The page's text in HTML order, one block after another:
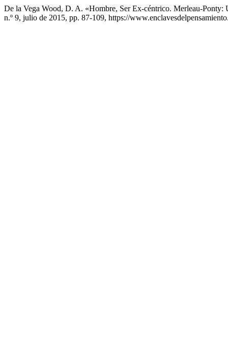
De la Vega Wood, D. A. «Hombre, Ser Ex-céntrico. Merleau-
n.º 9, julio de 2015, pp. 87-109, https://